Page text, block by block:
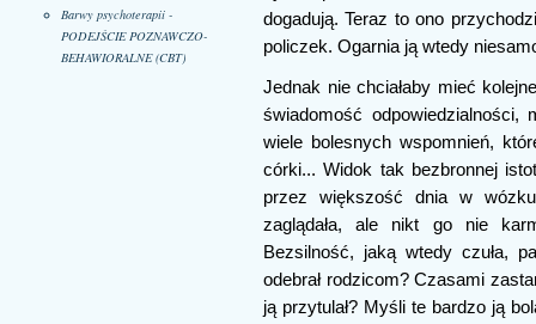
Barwy psychoterapii -
PODEJŚCIE POZNAWCZO-
BEHAWIORALNE (CBT)
dogadują. Teraz to ono
policzek. Ogarnia ją wtedy
Jednak nie chciałaby mieć
świadomość
wiele bolesnych wspomnień,
córki... Widok tak bezbronnej
przez większość dnia w
zaglądała, ale nikt go nie
Bezsilność, jaką wtedy czuła,
odebrał rodzicom? Czasami
ją przytulał? Myśli te bardzo ją